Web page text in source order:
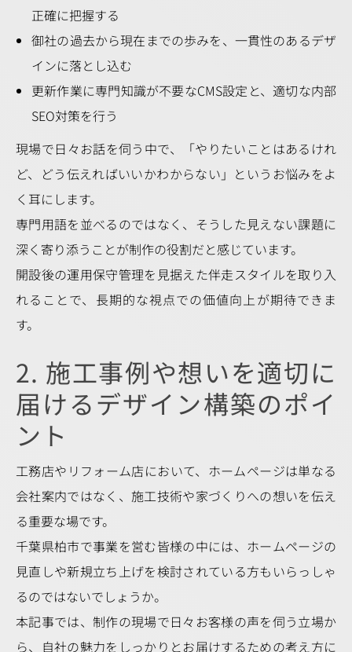
正確に把握する
御社の過去から現在までの歩みを、一貫性のあるデザ
インに落とし込む
更新作業に専門知識が不要なCMS設定と、適切な内部
SEO対策を行う
現場で日々お話を伺う中で、「やりたいことはあるけれ
ど、どう伝えればいいかわからない」というお悩みをよ
く耳にします。
専門用語を並べるのではなく、そうした見えない課題に
深く寄り添うことが制作の役割だと感じています。
開設後の運用保守管理を見据えた伴走スタイルを取り入
れることで、長期的な視点での価値向上が期待できま
す。
2. 施工事例や想いを適切に
届けるデザイン構築のポイ
ント
工務店やリフォーム店において、ホームページは単なる
会社案内ではなく、施工技術や家づくりへの想いを伝え
る重要な場です。
千葉県柏市で事業を営む皆様の中には、ホームページの
見直しや新規立ち上げを検討されている方もいらっしゃ
るのではないでしょうか。
本記事では、制作の現場で日々お客様の声を伺う立場か
ら、自社の魅力をしっかりとお届けするための考え方に